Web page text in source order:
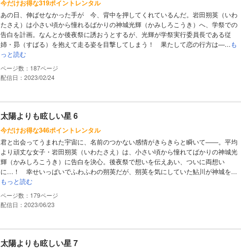
今だけお得な319ポイントレンタル
あの日、伸ばせなかった手が 今、背中を押してくれているんだ。岩田朔英（いわ
たさえ）は小さい頃から憧れるばかりの神城光輝（かみしろこうき）へ、学祭での
告白を計画。なんとか後夜祭に誘おうとするが、光輝が学祭実行委員長である従
姉・昴（すばる）を抱えて走る姿を目撃してしまう！ 果たして恋の行方は―...も
っと読む
187
配信日：2023/02/24
太陽よりも眩しい星 6
今だけお得な346ポイントレンタル
君と出会ってうまれた宇宙に、名前のつかない感情がきらきらと瞬いて――。平均
より頑丈な女子・岩田朔英（いわたさえ）は、小さい頃から憧れてばかりの神城光
輝（かみしろこうき）に告白を決心。後夜祭で想いを伝えあい、ついに両想い
に…！ 幸せいっぱいでふわふわの朔英だが、朔英を気にしていた鮎川が神城を...
もっと読む
179
配信日：2023/06/23
太陽よりも眩しい星 7